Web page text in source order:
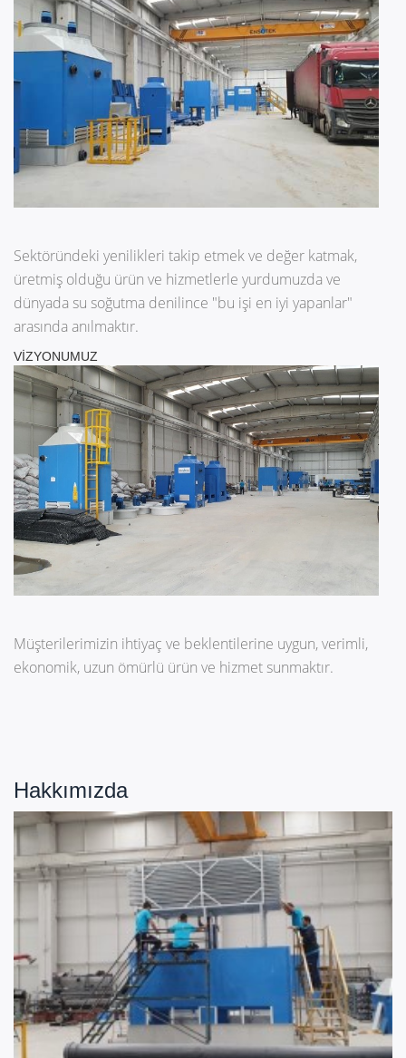
Sektöründeki yenilikleri takip etmek ve değer katmak,
üretmiş olduğu ürün ve hizmetlerle yurdumuzda ve
dünyada su soğutma denilince "bu işi en iyi yapanlar"
arasında anılmaktır.
VİZYONUMUZ
Müşterilerimizin ihtiyaç ve beklentilerine uygun, verimli,
ekonomik, uzun ömürlü ürün ve hizmet sunmaktır.
Hakkımızda